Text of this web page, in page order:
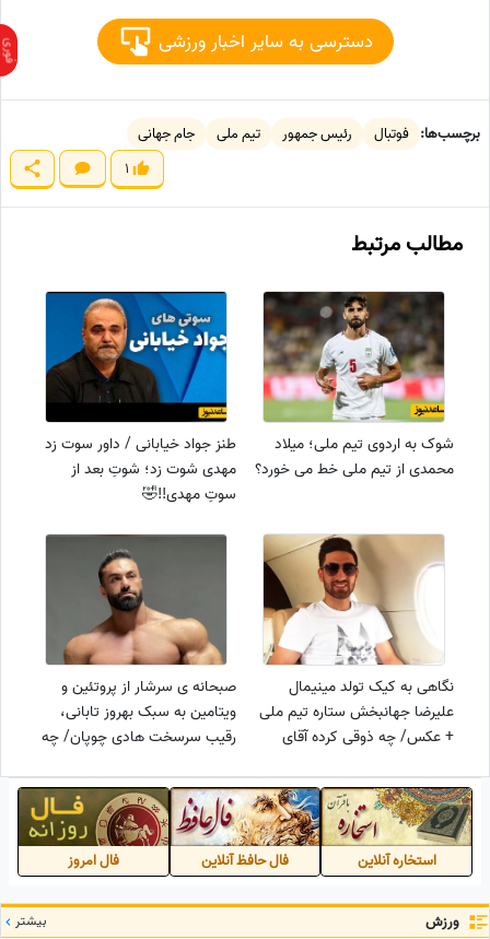
دسترسی به سایر اخبار ورزشی
برچسب‌ها: فوتبال رئیس جمهور تیم ملی
جام جهانی
1
مطالب مرتبط
شوک به اردوی تیم ملی؛ میلاد
محمدی از تیم ملی خط می خورد؟
طنز جواد خیابانی / داور سوت زد
مهدی شوت زد؛ شوتِ بعد از
سوتِ مهدی!!🤣
نگاهی به کیک تولد مینیمال
علیرضا جهانبخش ستاره تیم ملی
+ عکس/ چه ذوقی کرده آقای
صبحانه ی سرشار از پروتئین و
ویتامین به سبک بهروز تابانی،
رقیب سرسخت هادی چوپان/ چه
استخاره آنلاین فال حافظ آنلاین فال امروز
ورزش بیشتر